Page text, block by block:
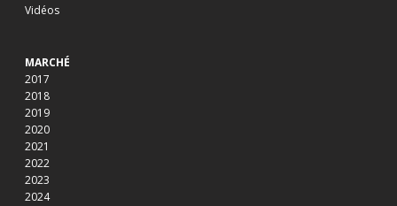
Vidéos
MARCHÉ
2017
2018
2019
2020
2021
2022
2023
2024